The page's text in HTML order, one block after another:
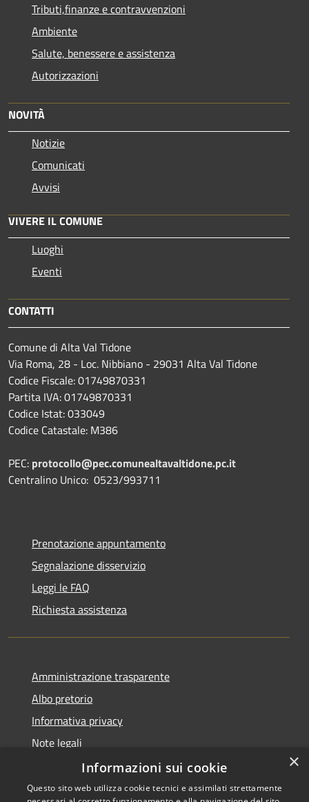
Tributi,finanze e contravvenzioni
Ambiente
Salute, benessere e assistenza
Autorizzazioni
NOVITÀ
Notizie
Comunicati
Avvisi
VIVERE IL COMUNE
Luoghi
Eventi
CONTATTI
Comune di Alta Val Tidone
Via Roma, 28 - Loc. Nibbiano - 29031 Alta Val Tidone
Codice Fiscale: 01749870331
Partita IVA: 01749870331
Codice Istat: 033049
Codice Catastale: M386
PEC: protocollo@pec.comunealtavaltidone.pc.it
Centralino Unico: 0523/993711
Prenotazione appuntamento
Segnalazione disservizio
Leggi le FAQ
Richiesta assistenza
Amministrazione trasparente
Albo pretorio
Informativa privacy
Note legali
Dichiarazione di accessibilità
×
Informazioni sui cookie
Questo sito web utilizza cookie tecnici e assimilati strettamente